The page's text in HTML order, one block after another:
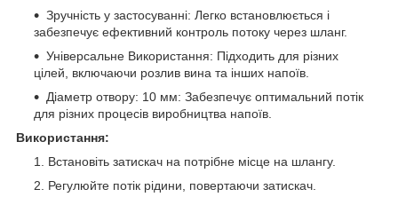
Зручність у застосуванні: Легко встановлюється і
забезпечує ефективний контроль потоку через шланг.
Універсальне Використання: Підходить для різних
цілей, включаючи розлив вина та інших напоїв.
Діаметр отвору: 10 мм: Забезпечує оптимальний потік
для різних процесів виробництва напоїв.
Використання:
Встановіть затискач на потрібне місце на шлангу.
Регулюйте потік рідини, повертаючи затискач.